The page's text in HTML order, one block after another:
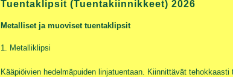
Tuentaklipsit (Tuentakiinnikkeet) 2026
Metalliset ja muoviset tuentaklipsit
1. Metalliklipsi
Kääpiöivien hedelmäpuiden linjatuentaan. Kiinnittävät